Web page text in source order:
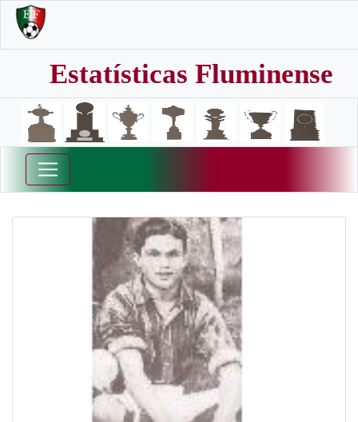
Estatísticas Fluminense